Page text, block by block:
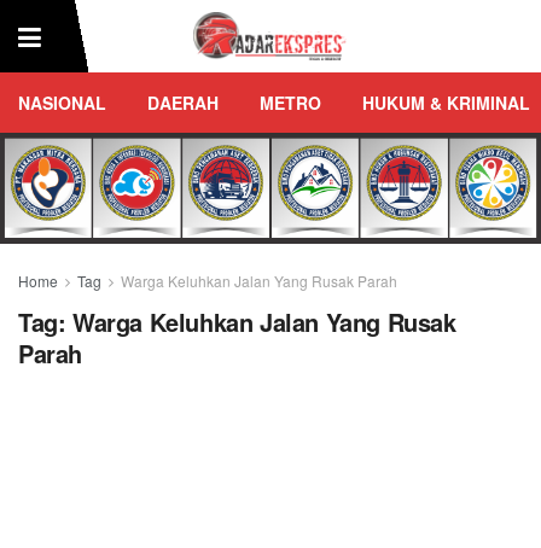
NASIONAL DAERAH METRO HUKUM & KRIMINAL
Home Tag Warga Keluhkan Jalan Yang Rusak Parah
Tag: Warga Keluhkan Jalan Yang Rusak
Parah